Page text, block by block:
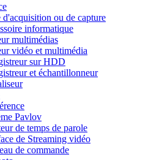
d'acquisition ou de capture
informatique
multimédias
vidéo et multimédia
sur HDD
et échantillonneur
Pavlov
de temps de parole
de Streaming vidéo
de commande